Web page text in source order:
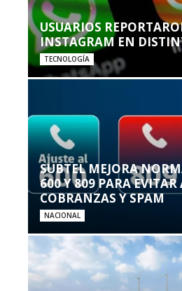
USUARIOS
INSTAGRAM EN
TECNOLOGÍA
SUBTEL MEJORA
600 Y 809 PARA EVITAR
COBRANZAS Y SPAM
NACIONAL